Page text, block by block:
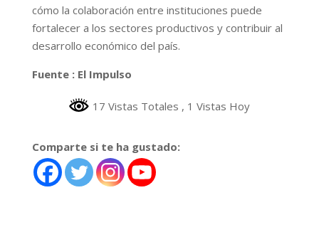
cómo la colaboración entre instituciones puede
fortalecer a los sectores productivos y contribuir al
desarrollo económico del país.
Fuente : El Impulso
17 Vistas Totales , 1 Vistas Hoy
Comparte si te ha gustado: